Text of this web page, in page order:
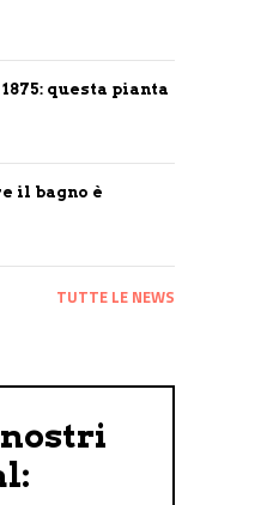
questa pianta
il bagno è
TUTTE LE NEWS